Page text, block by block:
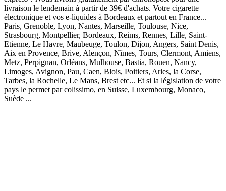
livraison le lendemain à partir de 39€ d'achats. Votre cigarette
électronique et vos e-liquides à Bordeaux et partout en France...
Paris, Grenoble, Lyon, Nantes, Marseille, Toulouse, Nice,
Strasbourg, Montpellier, Bordeaux, Reims, Rennes, Lille, Saint-
Etienne, Le Havre, Maubeuge, Toulon, Dijon, Angers, Saint Denis,
Aix en Provence, Brive, Alençon, Nîmes, Tours, Clermont, Amiens,
Metz, Perpignan, Orléans, Mulhouse, Bastia, Rouen, Nancy,
Limoges, Avignon, Pau, Caen, Blois, Poitiers, Arles, la Corse,
Tarbes, la Rochelle, Le Mans, Brest etc... Et si la législation de votre
pays le permet par colissimo, en Suisse, Luxembourg, Monaco,
Suède ...